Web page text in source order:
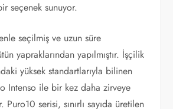
seçenek sunuyor.
seçilmiş ve uzun süre
yapraklarından yapılmıştır. İşçilik
yüksek standartlarıyla bilinen
Intenso ile bir kez daha zirveye
Puro10 serisi, sınırlı sayıda üretilen